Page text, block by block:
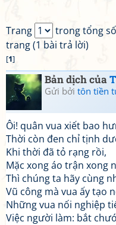
Trang
trong tổng
trang (1 bài trả lời)
[1]
Bản dịch của
Gửi bởi tôn tiền
Ôi! quân vua xiết bao
Thời còn đen chỉ tịnh
Khi thời đã tỏ rạng rồi,
Mặc xong áo trận xong
Thì chúng ta hãy cùng
Vũ công mà vua ấy tạo
Những vua nối nghiệp
Việc người làm: bắt